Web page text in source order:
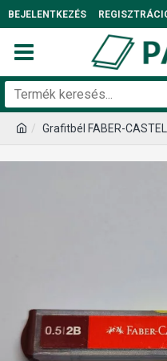
BEJELENTKEZÉS
Grafitbél FABER-